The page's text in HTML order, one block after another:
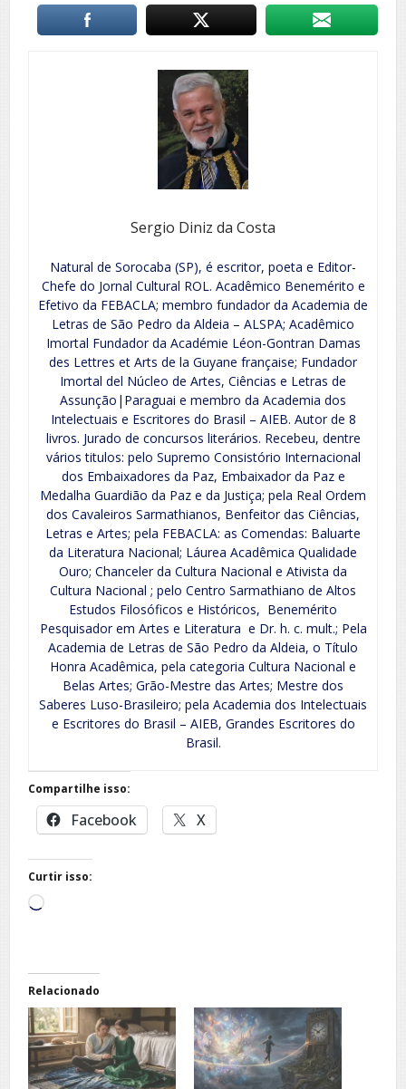
Sergio Diniz da Costa
Natural de Sorocaba (SP), é escritor, poeta e Editor-
Chefe do Jornal Cultural ROL. Acadêmico Benemérito e
Efetivo da FEBACLA; membro fundador da Academia de
Letras de São Pedro da Aldeia – ALSPA; Acadêmico
Imortal Fundador da Académie Léon-Gontran Damas
des Lettres et Arts de la Guyane française; Fundador
Imortal del Núcleo de Artes, Ciências e Letras de
Assunção|Paraguai e membro da Academia dos
Intelectuais e Escritores do Brasil – AIEB. Autor de 8
livros. Jurado de concursos literários. Recebeu, dentre
vários titulos: pelo Supremo Consistório Internacional
dos Embaixadores da Paz, Embaixador da Paz e
Medalha Guardião da Paz e da Justiça; pela Real Ordem
dos Cavaleiros Sarmathianos, Benfeitor das Ciências,
Letras e Artes; pela FEBACLA: as Comendas: Baluarte
da Literatura Nacional; Láurea Acadêmica Qualidade
Ouro; Chanceler da Cultura Nacional e Ativista da
Cultura Nacional ; pelo Centro Sarmathiano de Altos
Estudos Filosóficos e Históricos, Benemérito
Pesquisador em Artes e Literatura e Dr. h. c. mult.; Pela
Academia de Letras de São Pedro da Aldeia, o Título
Honra Acadêmica, pela categoria Cultura Nacional e
Belas Artes; Grão-Mestre das Artes; Mestre dos
Saberes Luso-Brasileiro; pela Academia dos Intelectuais
e Escritores do Brasil – AIEB, Grandes Escritores do
Brasil.
Compartilhe isso:
Facebook X
Curtir isso:
Carregando...
Relacionado